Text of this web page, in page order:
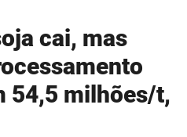
cai, mas
54,5 milhões/t,